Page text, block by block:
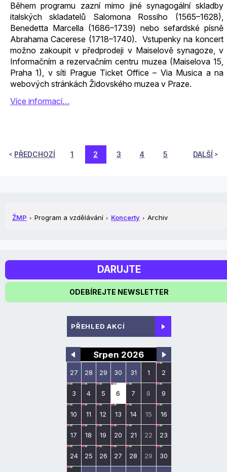
Během programu zazní mimo jiné synagogální skladby
italských skladatelů Salomona Rossiho (1565–1628),
Benedetta Marcella (1686–1739) nebo sefardské písně
Abrahama Cacerese (1718–1740). Vstupenky na koncert
možno zakoupit v předprodeji v Maiselově synagoze, v
Informačním a rezervačním centru muzea (Maiselova 15,
Praha 1), v síti Prague Ticket Office – Via Musica a na
webových stránkách Židovského muzea v Praze.
Více informací…
PŘEDCHOZÍ 1 2 3 4 5 DALŠÍ
ŽMP Program a vzdělávání Koncerty Archiv
DARUJTE
ODEBÍREJTE NEWSLETTER
PŘEHLED AKCÍ
Srpen 2026
27 28 29 30 31 1 2
3 4 5 6 7 8 9
10 11 12 13 14 15 16
17 18 19 20 21 22 23
24 25 26 27 28 29 30